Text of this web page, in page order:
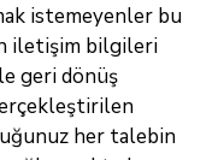
istemeyenler bu
iletişim bilgileri
geri dönüş
her talebin